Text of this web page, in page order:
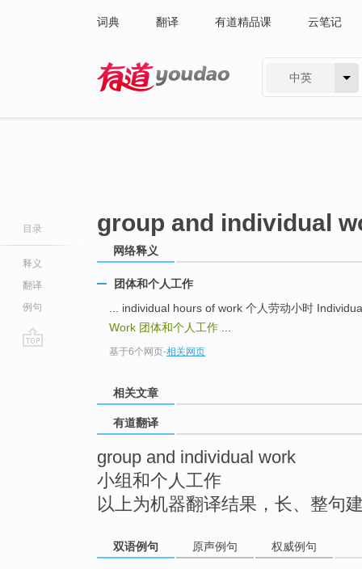
词典 翻译 有道精品课 云笔记
中英
目录
释义
翻译
例句
group and individual
网络释义
团体和个人工作
... individual hours of work 个人劳动小时
Work 团体和个人工作
基于6个网页-相关网页
相关文章
有道翻译
group and individual work
小组和个人工作
以上为机器翻译结果，长、整句
双语例句 原声例句 权威例句